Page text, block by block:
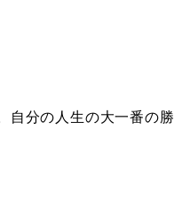
分の人生の大一番の